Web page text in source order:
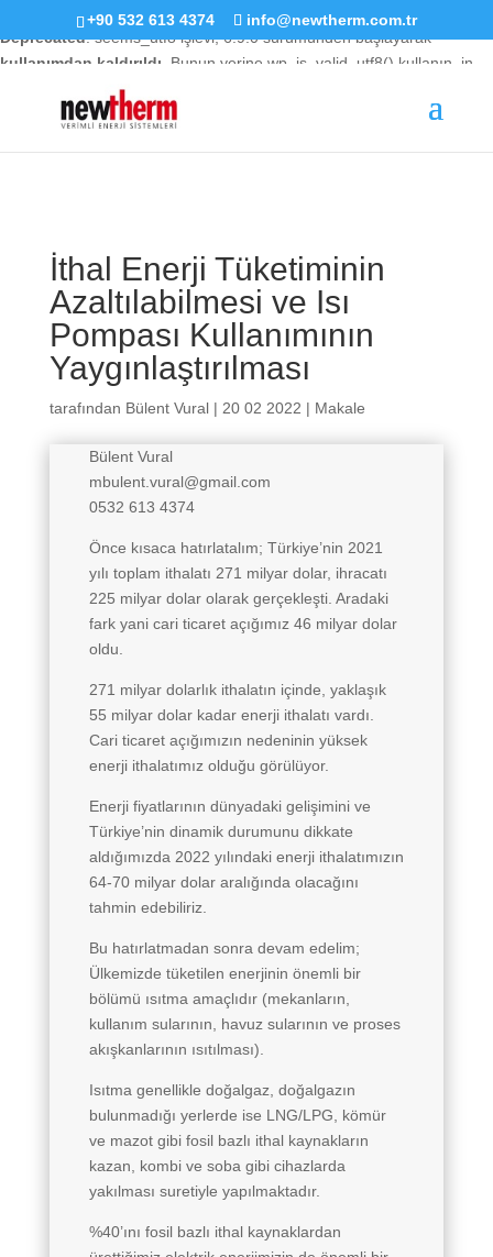
Deprecated: seems_utf8 işlevi, 6.9.0 sürümünden başlayarak
kullanımdan kaldırıldı . Bunun yerine wp_is_valid_utf8() kullanın. in
/home/verimli/public_html/wp-includes/functions.php
+90 532 613 4374 info@newtherm.com.tr
İthal Enerji Tüketiminin
Azaltılabilmesi ve Isı
Pompası Kullanımının
Yaygınlaştırılması
tarafından Bülent Vural| 20 02 2022 | Makale
Bülent Vural
mbulent.vural@gmail.com
0532 613 4374
Önce kısaca hatırlatalım; Türkiye’nin 2021
yılı toplam ithalatı 271 milyar dolar, ihracatı
225 milyar dolar olarak gerçekleşti. Aradaki
fark yani cari ticaret açığımız 46 milyar dolar
oldu.
271 milyar dolarlık ithalatın içinde, yaklaşık
55 milyar dolar kadar enerji ithalatı vardı.
Cari ticaret açığımızın nedeninin yüksek
enerji ithalatımız olduğu görülüyor.
Enerji fiyatlarının dünyadaki gelişimini ve
Türkiye’nin dinamik durumunu dikkate
aldığımızda 2022 yılındaki enerji ithalatımızın
64-70 milyar dolar aralığında olacağını
tahmin edebiliriz.
Bu hatırlatmadan sonra devam edelim;
Ülkemizde tüketilen enerjinin önemli bir
bölümü ısıtma amaçlıdır (mekanların,
kullanım sularının, havuz sularının ve proses
akışkanlarının ısıtılması).
Isıtma genellikle doğalgaz, doğalgazın
bulunmadığı yerlerde ise LNG/LPG, kömür
ve mazot gibi fosil bazlı ithal kaynakların
kazan, kombi ve soba gibi cihazlarda
yakılması suretiyle yapılmaktadır.
%40’ını fosil bazlı ithal kaynaklardan